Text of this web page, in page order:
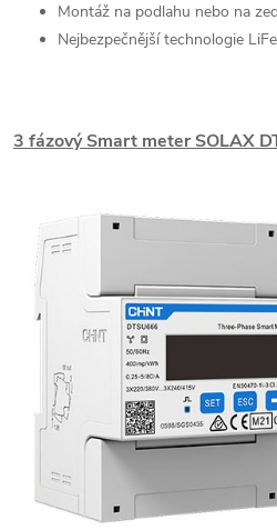
Montáž na podlahu nebo na
Nejbezpečnější technologie
3 fázový Smart meter SOLAX